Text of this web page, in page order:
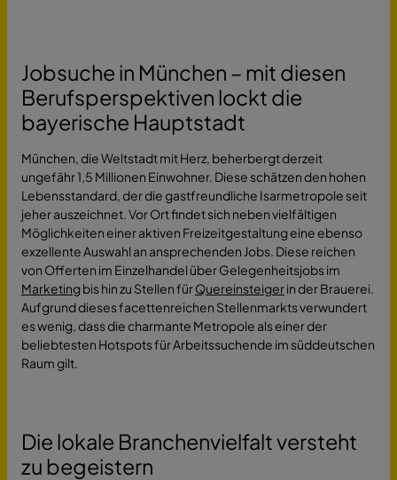
Jobsuche in München – mit diesen
Berufsperspektiven lockt die
bayerische Hauptstadt
München, die Weltstadt mit Herz, beherbergt derzeit
ungefähr 1,5 Millionen Einwohner. Diese schätzen den hohen
Lebensstandard, der die gastfreundliche Isarmetropole seit
jeher auszeichnet. Vor Ort findet sich neben vielfältigen
Möglichkeiten einer aktiven Freizeitgestaltung eine ebenso
exzellente Auswahl an ansprechenden Jobs. Diese reichen
von Offerten im Einzelhandel über Gelegenheitsjobs im
Marketingbis hin zu Stellen fürQuereinsteigerin der Brauerei.
Aufgrund dieses facettenreichen Stellenmarkts verwundert
es wenig, dass die charmante Metropole als einer der
beliebtesten Hotspots für Arbeitssuchende im süddeutschen
Raum gilt.
Die lokale Branchenvielfalt versteht
zu begeistern